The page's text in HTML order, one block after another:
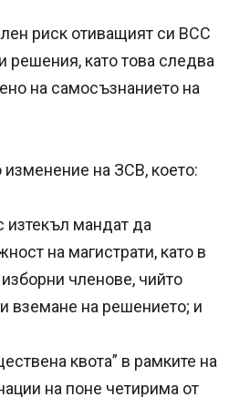
риск отиващият си ВСС
решения, като това следва
на самосъзнанието на
на ЗСВ, което:
мандат да
на магистрати, като в
членове, чийто
вземане на решението; и
квота” в рамките на
на поне четирима от